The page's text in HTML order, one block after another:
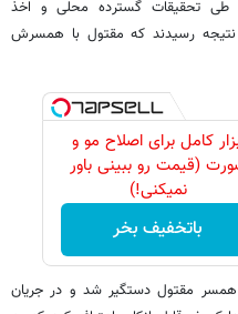
طی تحقیقات گسترده محلی و اخذ
نتیجه رسیدند که مقتول با همسرش
کامل برای اصلاح مو و
(قیمت رو ببینی باور
نمیکنی!)
باتخفیف بخر
مقتول دستگیر شد و در جریان